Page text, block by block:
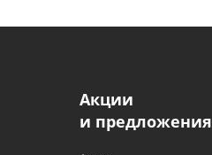
Акции
и предложения